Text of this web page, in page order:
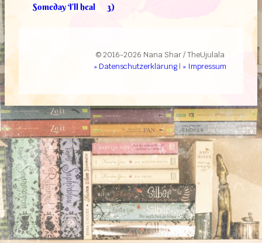
Someday I’ll heal
3)
© 2016-2026 Nana Shar / TheUjulala
» Datenschutzerklärung| » Impressum